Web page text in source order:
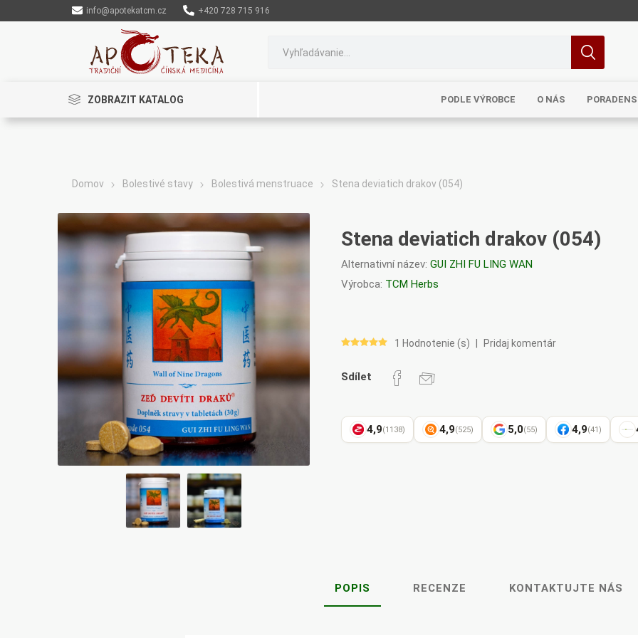
info@apotekatcm.cz +420 728 715 916
ZOBRAZIT KATALOG PODLE VÝROBCE
Cannaderm Henep Organic India
G&G
Vitamins
kapky
Narayan
ženšen
O NÁS
Domov Bolestivé stavy Bolestivá menstruace Stena deviatich drakov (054)
Stena deviatich drakov (054)
Alternativní název: GUI ZHI FU LING WAN
Výrobca: TCM Herbs
1 Hodnotenie (s) Pridaj komentár
Sdílet
4,9(1138) 4,9(525) 5,0(55) 4,9(41)
POPIS RECENZE KONTAKTUJTE NÁS